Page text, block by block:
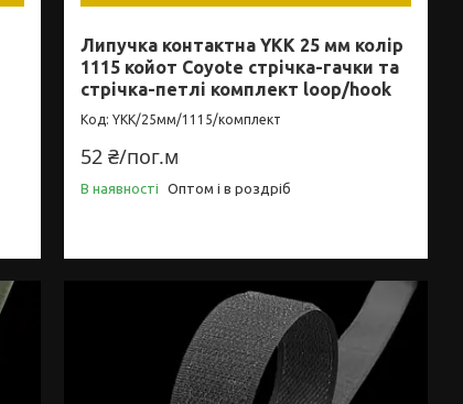
Липучка контактна YKK 25 мм колір
1115 койот Coyote стрічка-гачки та
стрічка-петлі комплект loop/hook
YKK/25мм/1115/комплект
52 ₴/пог.м
В наявності Оптом і в роздріб